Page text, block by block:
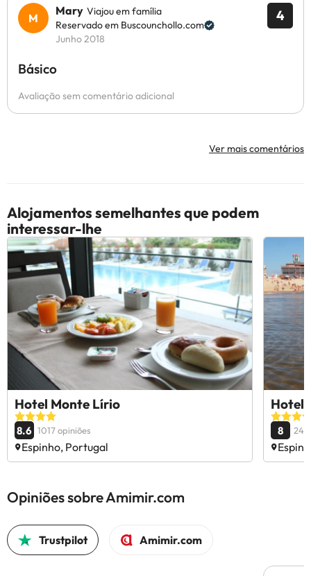
4
Mary Viajou em família
Reservado em Buscounchollo.com
Junho 2018
Básico
Avaliação sem comentário adicional
Ver mais comentários
Alojamentos semelhantes que podem
interessar-lhe
Hotel Monte Lírio
8.6 1017 opiniões
Espinho, Portugal
Hotel
8
Opiniões sobre Amimir.com
Trustpilot Amimir.com